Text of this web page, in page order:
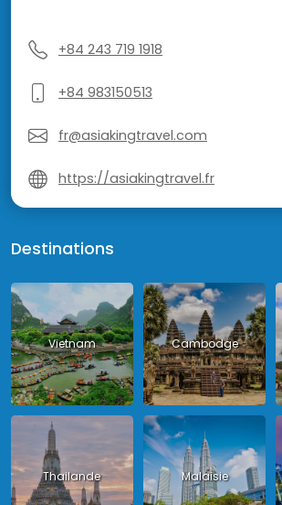
+84 243 719 1918
+84 983150513
fr@asiakingtravel.com
https://asiakingtravel.fr
Destinations
Vietnam Cambodge
Thailande Malaisie